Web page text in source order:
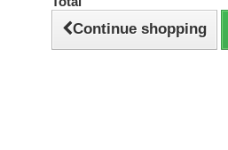
Continue shopping